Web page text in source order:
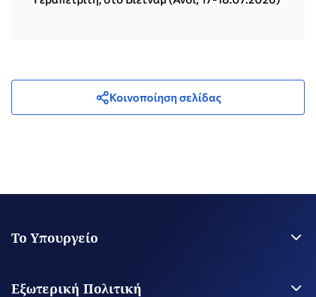
Κοινοποίηση σελίδας
Το Υπουργείο
Στρατηγικό Σχέδιο
Εξωτερική Πολιτική